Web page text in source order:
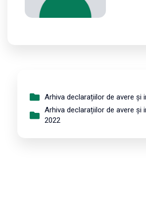
Arhiva declarațiilor de avere și
Arhiva declarațiilor de avere și
2022